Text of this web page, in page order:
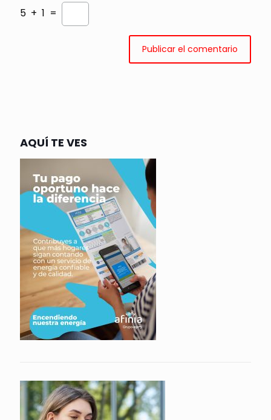
5 + 1 =
AQUÍ TE VES